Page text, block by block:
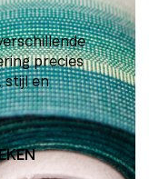
precies
stijl en